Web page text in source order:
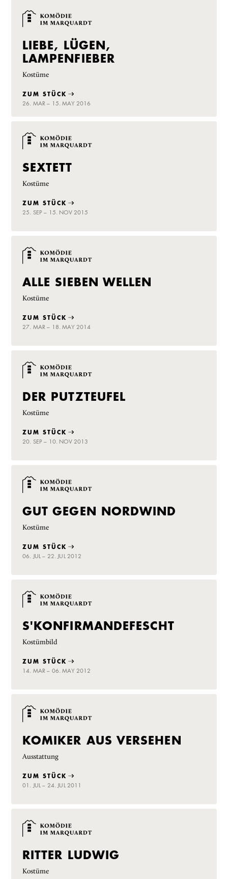
LIEBE, LÜGEN,
LAMPENFIEBER
Kostüme
ZUM STÜCK
26. MAR – 15. MAY 2016
SEXTETT
Kostüme
ZUM STÜCK
25. SEP – 15. NOV 2015
ALLE SIEBEN WELLEN
Kostüme
ZUM STÜCK
27. MAR – 18. MAY 2014
DER PUTZTEUFEL
Kostüme
ZUM STÜCK
20. SEP – 10. NOV 2013
GUT GEGEN NORDWIND
Kostüme
ZUM STÜCK
06. JUL – 22. JUL 2012
S'KONFIRMANDEFESCHT
Kostümbild
ZUM STÜCK
14. MAR – 06. MAY 2012
KOMIKER AUS VERSEHEN
Ausstattung
ZUM STÜCK
01. JUL – 24. JUL 2011
RITTER LUDWIG
Kostüme